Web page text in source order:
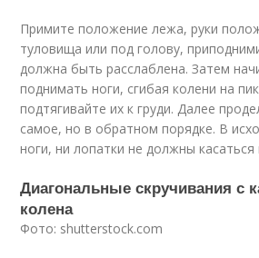
Примите положение лежа, руки
туловища или под голову,
должна быть расслаблена. Затем
поднимать ноги, сгибая колени на
подтягивайте их к груди. Далее
самое, но в обратном порядке. В
ноги, ни лопатки не должны касаться
Диагональные скручивания с
колена
Фото: shutterstock.com